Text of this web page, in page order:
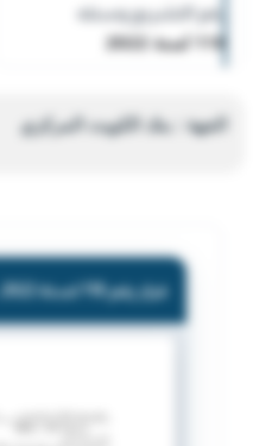
رقم التشريع وسنته
118 لسنة 2022
الجهة : بنك الكويت المركزي